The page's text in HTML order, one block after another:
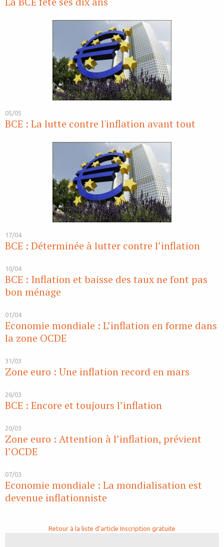
05/05
BCE : La lutte contre l'inflation avant tout
17/04
BCE : Déterminée à lutter contre l’inflation
10/04
BCE : Inflation et baisse des taux ne font pas
bon ménage
01/04
Economie mondiale : L’inflation en forme dans
la zone OCDE
31/03
Zone euro : Une inflation record en mars
26/03
BCE : Encore et toujours l’inflation
20/03
Zone euro : Attention à l’inflation, prévient
l’OCDE
07/03
Economie mondiale : La mondialisation est
devenue inflationniste
Retour à la liste d'article Inscription gratuite